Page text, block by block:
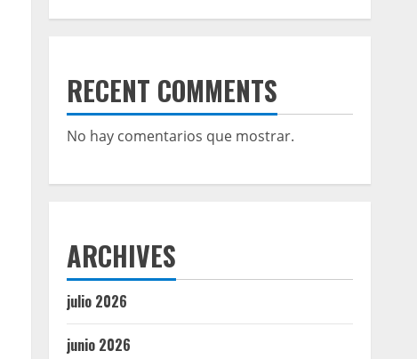
RECENT COMMENTS
No hay comentarios que mostrar.
ARCHIVES
julio 2026
junio 2026